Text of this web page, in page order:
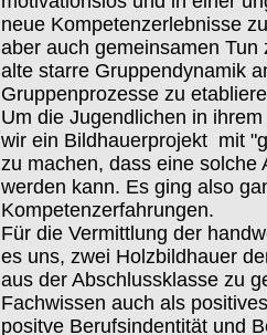
neue Kompetenzerlebnisse
aber auch gemeinsamen
alte starre Gruppendynamik
Gruppenprozesse zu
Um die Jugendlichen in
wir ein Bildhauerprojekt mit
zu machen, dass eine solche
werden kann. Es ging also
Kompetenzerfahrungen.
Für die Vermittlung der
es uns, zwei Holzbildhauer
aus der Abschlussklasse zu
Fachwissen auch als
positve Berufsindentität und